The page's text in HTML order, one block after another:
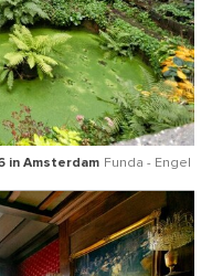
in Amsterdam Funda - Engel